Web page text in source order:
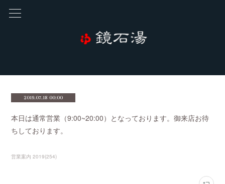
2019.07.18 00:00
本日は通常営業（9:00~20:00）となっております。御来店お待
ちしております。
営業案内 2019(254)